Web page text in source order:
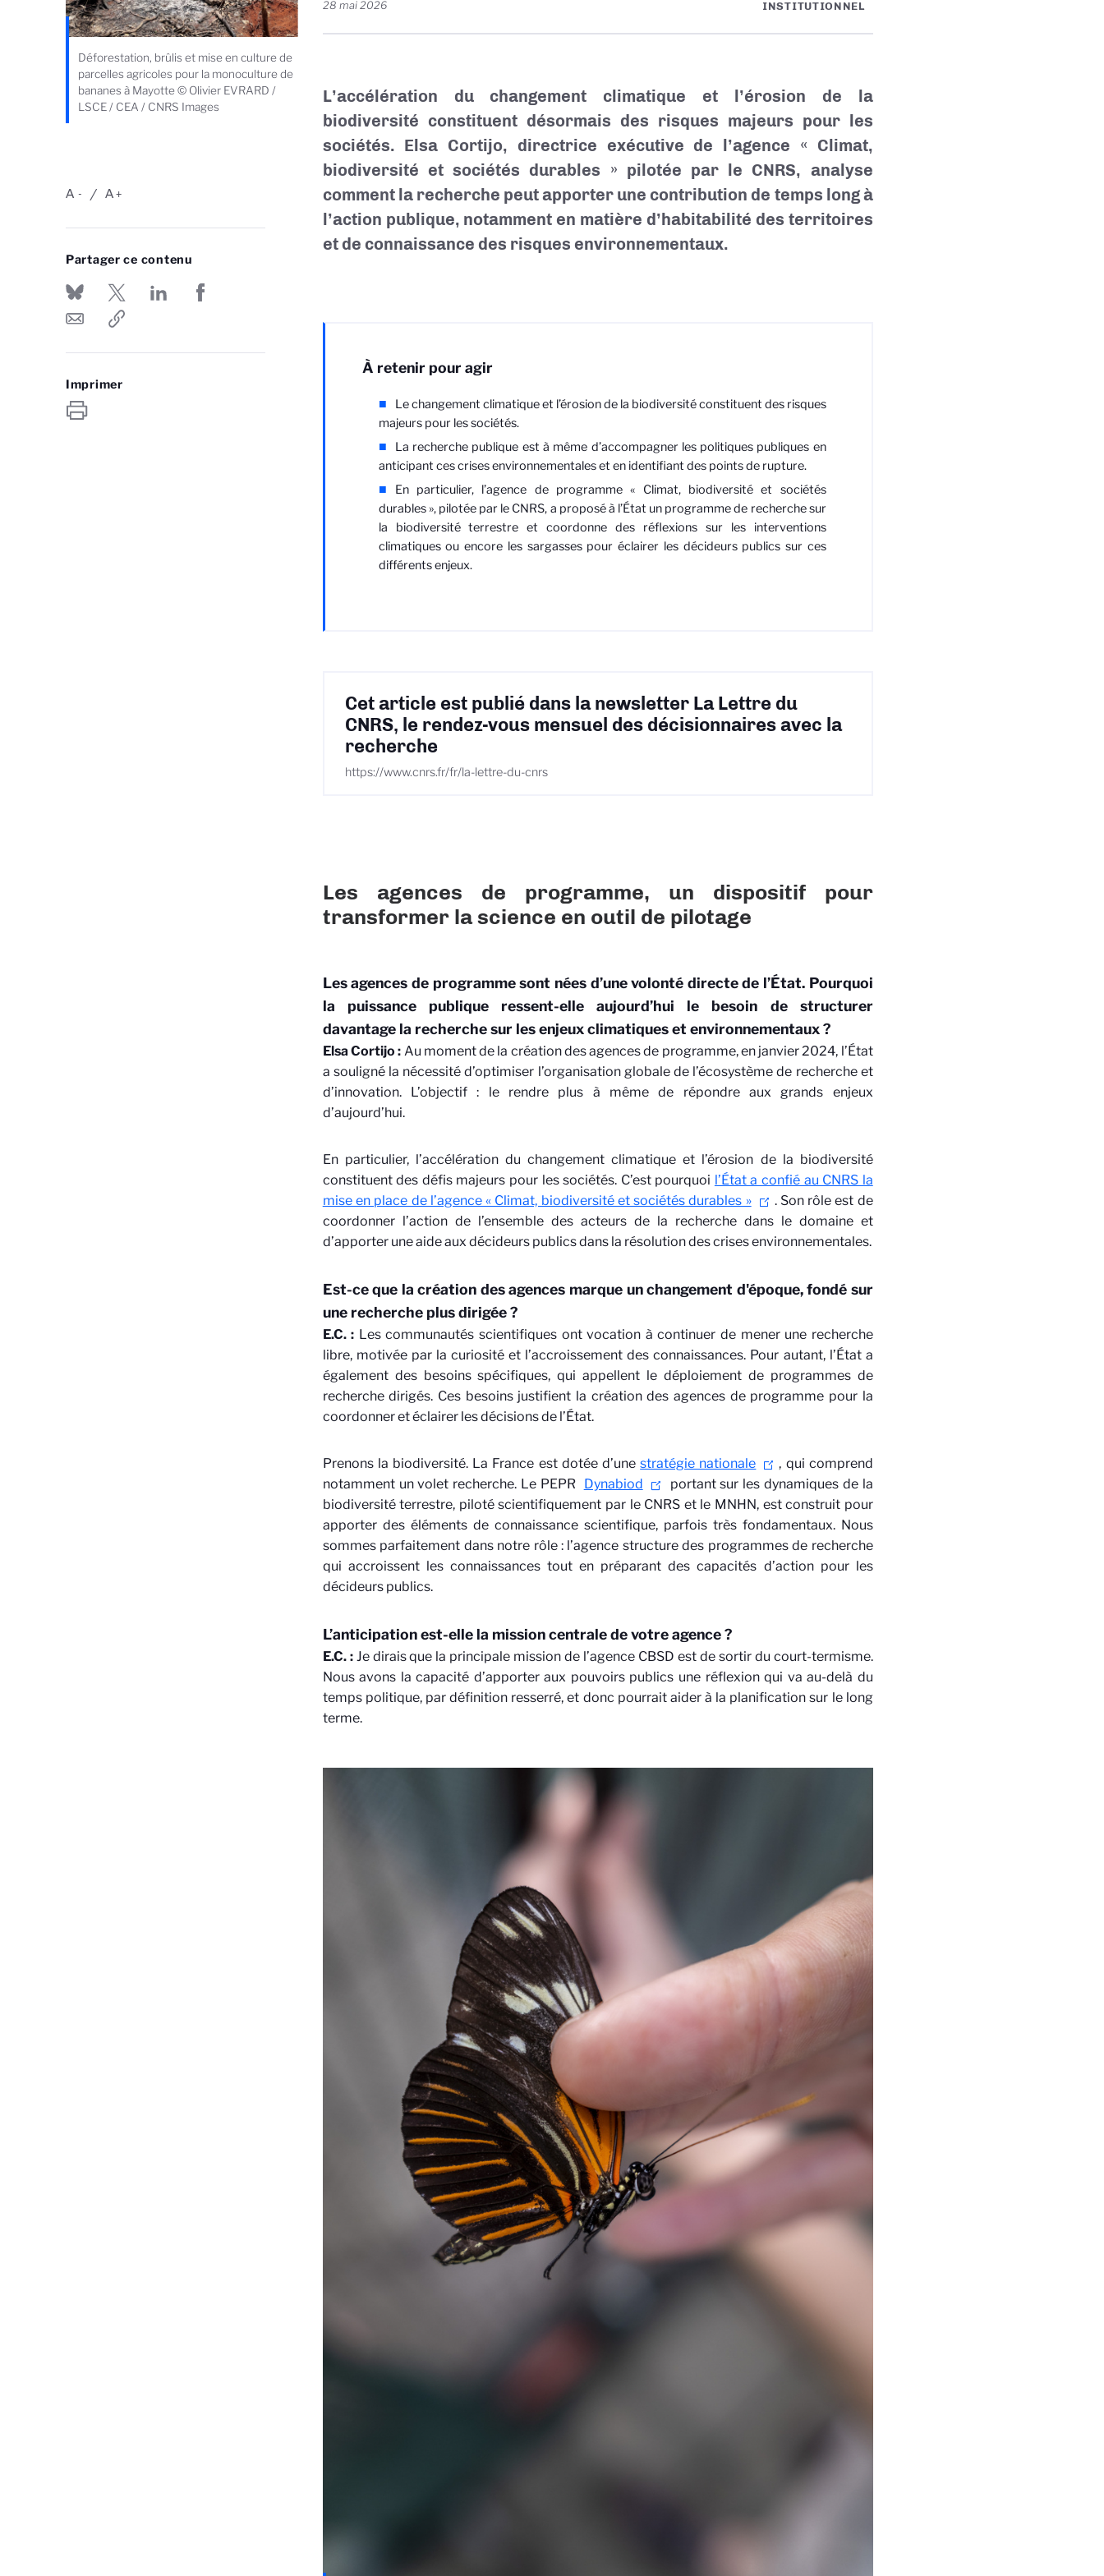
Déforestation, brûlis et mise en culture de
parcelles agricoles pour la monoculture de
bananes à Mayotte © Olivier EVRARD /
LSCE / CEA / CNRS Images
-
A +
A
Partager ce contenu
Imprimer
28 mai 2026 INSTITUTIONNEL
L’accélération du changement climatique et l’érosion de la
biodiversité constituent désormais des risques majeurs pour les
sociétés. Elsa Cortijo, directrice exécutive de l’agence « Climat,
biodiversité et sociétés durables » pilotée par le CNRS, analyse
comment la recherche peut apporter une contribution de temps long à
l’action publique, notamment en matière d’habitabilité des territoires
et de connaissance des risques environnementaux.
À retenir pour agir
Le changement climatique et l’érosion de la biodiversité constituent des risques
majeurs pour les sociétés.
La recherche publique est à même d’accompagner les politiques publiques en
anticipant ces crises environnementales et en identifiant des points de rupture.
En particulier, l’agence de programme « Climat, biodiversité et sociétés
durables », pilotée par le CNRS, a proposé à l’État un programme de recherche sur
la biodiversité terrestre et coordonne des réflexions sur les interventions
climatiques ou encore les sargasses pour éclairer les décideurs publics sur ces
différents enjeux.
Cet article est publié dans la newsletter La Lettre du
CNRS, le rendez-vous mensuel des décisionnaires avec la
recherche
https://www.cnrs.fr/fr/la-lettre-du-cnrs
Les agences de programme, un dispositif pour
transformer la science en outil de pilotage
Les agences de programme sont nées d’une volonté directe de l’État. Pourquoi
la puissance publique ressent-elle aujourd’hui le besoin de structurer
davantage la recherche sur les enjeux climatiques et environnementaux ?
Elsa Cortijo : Au moment de la création des agences de programme, en janvier 2024, l’État
a souligné la nécessité d’optimiser l’organisation globale de l’écosystème de recherche et
d’innovation. L’objectif : le rendre plus à même de répondre aux grands enjeux
d’aujourd’hui.
En particulier, l’accélération du changement climatique et l’érosion de la biodiversité
constituent des défis majeurs pour les sociétés. C’est pourquoi l’État a confié au CNRS la
mise en place de l’agence « Climat, biodiversité et sociétés durables »
. Son rôle est de
coordonner l’action de l’ensemble des acteurs de la recherche dans le domaine et
d’apporter une aide aux décideurs publics dans la résolution des crises environnementales.
Est-ce que la création des agences marque un changement d'époque, fondé sur
une recherche plus dirigée ?
E.C. : Les communautés scientifiques ont vocation à continuer de mener une recherche
libre, motivée par la curiosité et l’accroissement des connaissances. Pour autant, l’État a
également des besoins spécifiques, qui appellent le déploiement de programmes de
recherche dirigés. Ces besoins justifient la création des agences de programme pour la
coordonner et éclairer les décisions de l’État.
Prenons la biodiversité. La France est dotée d’unestratégie nationale
, qui comprend
notamment un volet recherche. Le PEPR Dynabiod
portant sur les dynamiques de la
biodiversité terrestre, piloté scientifiquement par le CNRS et le MNHN, est construit pour
apporter des éléments de connaissance scientifique, parfois très fondamentaux. Nous
sommes parfaitement dans notre rôle : l’agence structure des programmes de recherche
qui accroissent les connaissances tout en préparant des capacités d’action pour les
décideurs publics.
L’anticipation est-elle la mission centrale de votre agence ?
E.C. :Je dirais que la principale mission de l’agence CBSD est de sortir du court-termisme.
Nous avons la capacité d’apporter aux pouvoirs publics une réflexion qui va au-delà du
temps politique, par définition resserré, et donc pourrait aider à la planification sur le long
terme.